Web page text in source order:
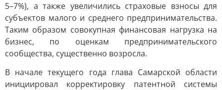
5–7%), а также увеличились страховые взносы для
субъектов малого и среднего предпринимательства.
Таким образом совокупная финансовая нагрузка на
бизнес, по оценкам предпринимательского
сообщества, существенно возросла.
В начале текущего года глава Самарской области
инициировал корректировку патентной системы